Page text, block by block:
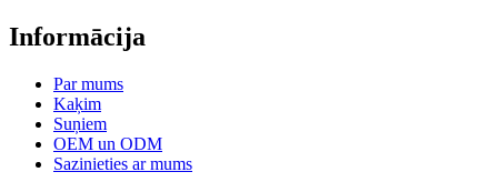
Informācija
Par mums
Kaķim
Suņiem
OEM un ODM
Sazinieties ar mums